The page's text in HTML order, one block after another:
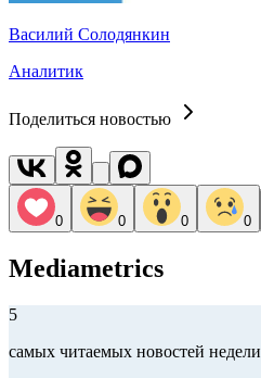
Василий Солодянкин
Аналитик
Поделиться новостью
0 0 0 0
Mediametrics
5
самых читаемых новостей недели